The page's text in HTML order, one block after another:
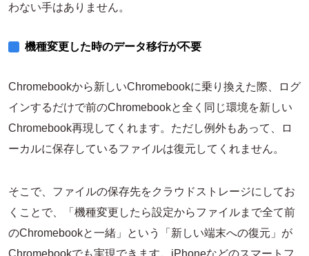
わない手はありません。
機種変更した時のデータ移行が不要
Chromebookから新しいChromebookに乗り換えた際、ログ
インするだけで前のChromebookと全く同じ環境を新しい
Chromebook再現してくれます。ただし例外もあって、ロ
ーカルに保存しているファイルは復元してくれません。
そこで、ファイルの保存先をクラウドストレージにしてお
くことで、「機種変更したら設定からファイルまで全て前
のChromebookと一緒」という「新しい端末への復元」が
Chromebookでも実現できます。iPhoneなどのスマートフ